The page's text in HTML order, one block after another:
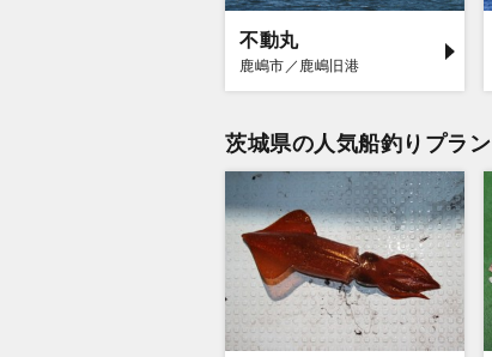
不動丸
鹿嶋市／鹿嶋旧港
茨城県の人気船釣りプラン